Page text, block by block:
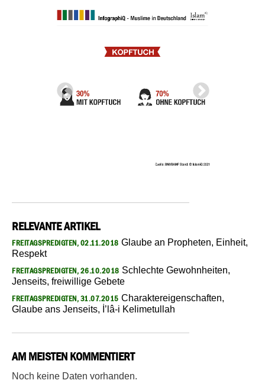
RELEVANTE ARTIKEL
FREITAGSPREDIGTEN, 02.11.2018 Glaube an Propheten, Einheit,
Respekt
FREITAGSPREDIGTEN, 26.10.2018 Schlechte Gewohnheiten,
Jenseits, freiwillige Gebete
FREITAGSPREDIGTEN, 31.07.2015 Charaktereigenschaften,
Glaube ans Jenseits, İ’lâ-i Kelimetullah
AM MEISTEN KOMMENTIERT
Noch keine Daten vorhanden.